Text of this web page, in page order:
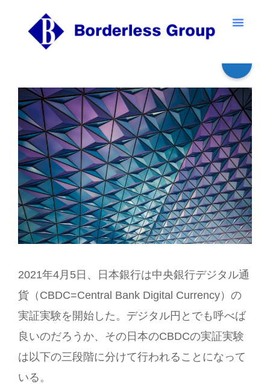
2021年4月5日、日本銀行は中央銀行デジタル通
貨（CBDC=Central Bank Digital Currency）の
実証実験を開始した。デジタル円とでも呼べば
良いのだろうか、その日本のCBDCの実証実験
は以下の三段階に分けて行われることになって
いる。